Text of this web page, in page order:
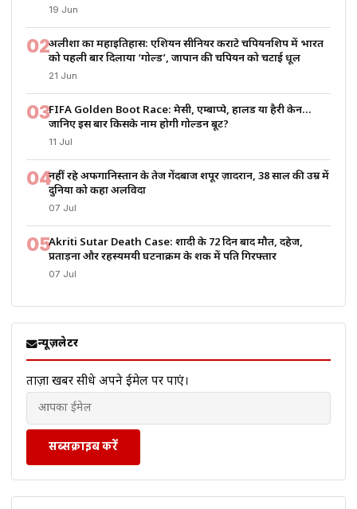
19 Jun
02अलीशा का महाइतिहास: एशियन सीनियर कराटे चैंपियनशिप में भारत
को पहली बार दिलाया ‘गोल्ड’, जापान की चैंपियन को चटाई धूल
21 Jun
03FIFA Golden Boot Race: मेसी, एम्बाप्पे, हालैंड या हैरी केन…
जानिए इस बार किसके नाम होगी गोल्डन बूट?
11 Jul
04नहीं रहे अफगानिस्तान के तेज गेंदबाज शपूर ज़ादरान, 38 साल की उम्र में
दुनिया को कहा अलविदा
07 Jul
05Akriti Sutar Death Case: शादी के 72 दिन बाद मौत, दहेज,
प्रताड़ना और रहस्यमयी घटनाक्रम के शक में पति गिरफ्तार
07 Jul
न्यूज़लेटर
ताज़ा खबरें सीधे अपने ईमेल पर पाएं।
सब्सक्राइब करें